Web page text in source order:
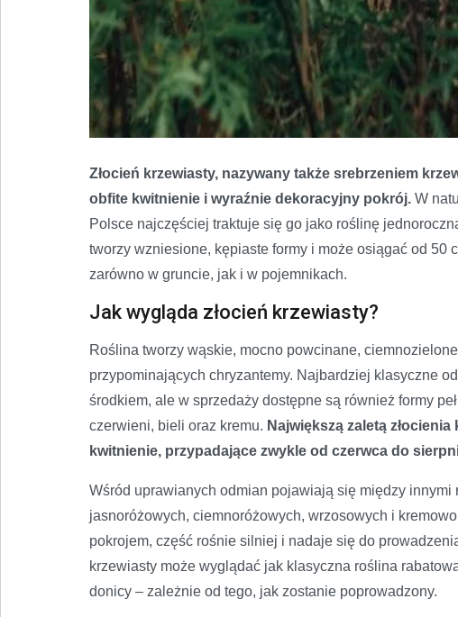
Złocień krzewiasty, nazywany także srebrzeniem
obfite kwitnienie i wyraźnie dekoracyjny pokrój. W
Polsce najczęściej traktuje się go jako roślinę
tworzy wzniesione, kępiaste formy i może osiągać od 50
zarówno w gruncie, jak i w pojemnikach.
Jak wygląda złocień krzewiasty?
Roślina tworzy wąskie, mocno powcinane,
przypominających chryzantemy. Najbardziej klasyczne
środkiem, ale w sprzedaży dostępne są również formy
czerwieni, bieli oraz kremu. Największą zaletą
kwitnienie, przypadające zwykle od czerwca do
Wśród uprawianych odmian pojawiają się między innymi
jasnoróżowych, ciemnoróżowych, wrzosowych i
pokrojem, część rośnie silniej i nadaje się do
krzewiasty może wyglądać jak klasyczna roślina
donicy – zależnie od tego, jak zostanie poprowadzony.